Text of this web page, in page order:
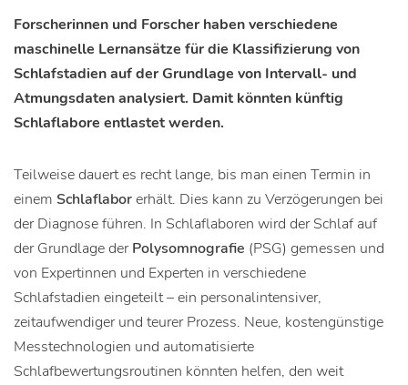
Forscherinnen und Forscher haben verschiedene
maschinelle Lernansätze für die Klassifizierung von
Schlafstadien auf der Grundlage von Intervall- und
Atmungsdaten analysiert. Damit könnten künftig
Schlaflabore entlastet werden.
Teilweise dauert es recht lange, bis man einen Termin in
einem Schlaflaborerhält. Dies kann zu Verzögerungen bei
der Diagnose führen. In Schlaflaboren wird der Schlaf auf
der Grundlage derPolysomnografie (PSG) gemessen und
von Expertinnen und Experten in verschiedene
Schlafstadien eingeteilt – ein personalintensiver,
zeitaufwendiger und teurer Prozess. Neue, kostengünstige
Messtechnologien und automatisierte
Schlafbewertungsroutinen könnten helfen, den weit